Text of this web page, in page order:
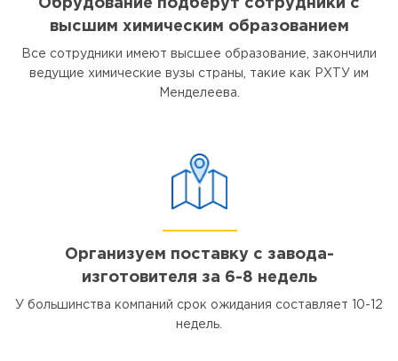
Обрудование подберут сотрудники с
высшим химическим образованием
Все сотрудники имеют высшее образование, закончили
ведущие химические вузы страны, такие как РХТУ им
Менделеева.
Организуем поставку с завода-
изготовителя за 6-8 недель
У большинства компаний срок ожидания составляет 10-12
недель.